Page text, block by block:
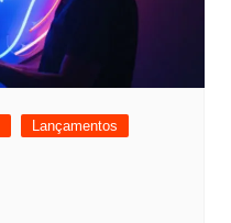
Lançamentos